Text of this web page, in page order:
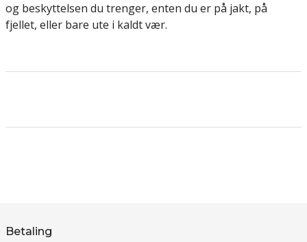
og beskyttelsen du trenger, enten du er på jakt, på
fjellet, eller bare ute i kaldt vær.
Betaling